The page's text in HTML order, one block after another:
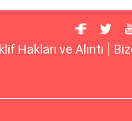
Hakları ve Alıntı